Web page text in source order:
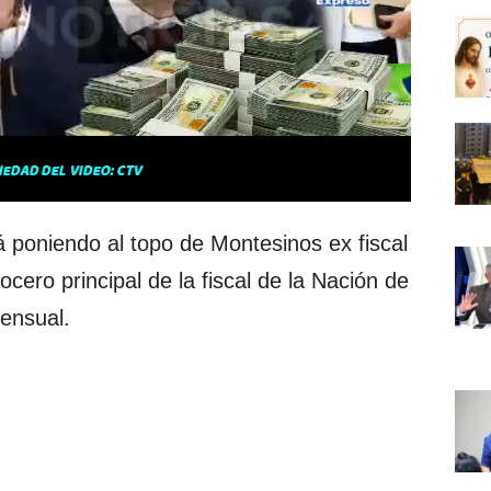
al topo de Montesinos ex fiscal
principal de la fiscal de la Nación de